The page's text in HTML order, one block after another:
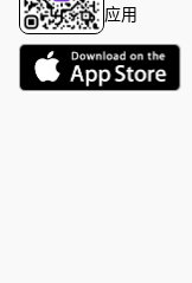
应用